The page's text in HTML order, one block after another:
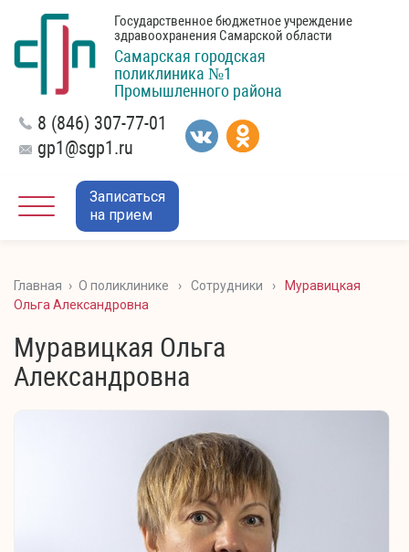
Государственное бюджетное учреждение
здравоохранения Самарской области
Самарская городская
поликлиника №1
Промышленного района
8 (846) 307-77-01
gp1@sgp1.ru
Записаться
на прием
Главная › О поликлинике › Сотрудники ›
Муравицкая
Ольга Александровна
Муравицкая Ольга
Александровна